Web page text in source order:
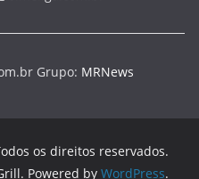
Grupo: MRNews
os direitos reservados.
Powered by WordPress.